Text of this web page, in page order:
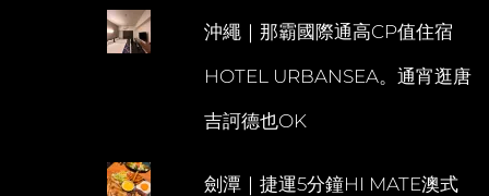
沖繩｜那霸國際通高CP值住宿
HOTEL URBANSEA。通宵逛唐
吉訶德也OK
劍潭｜捷運5分鐘HI MATE澳式